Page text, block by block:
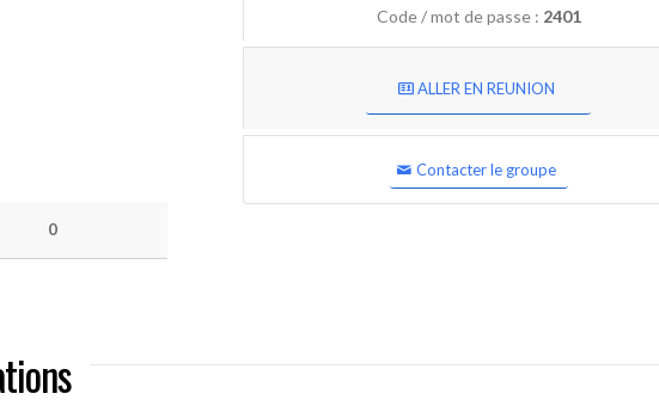
0
Code / mot de passe : 2401
ALLER EN REUNION
Contacter le groupe